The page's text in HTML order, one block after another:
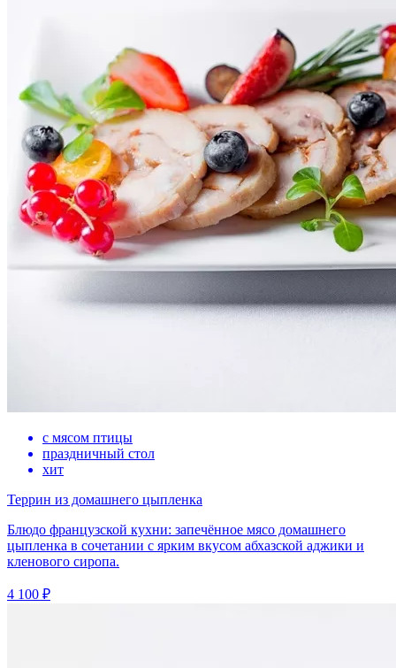
с мясом птицы
праздничный стол
хит
Террин из домашнего цыпленка
Блюдо французской кухни: запечённое мясо домашнего
цыпленка в сочетании с ярким вкусом абхазской аджики и
кленового сиропа.
4 100 ₽